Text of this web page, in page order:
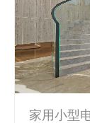
家用小型